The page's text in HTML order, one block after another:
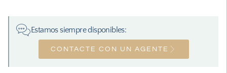
Estamos siempre disponibles:
CONTACTE CON UN AGENTE